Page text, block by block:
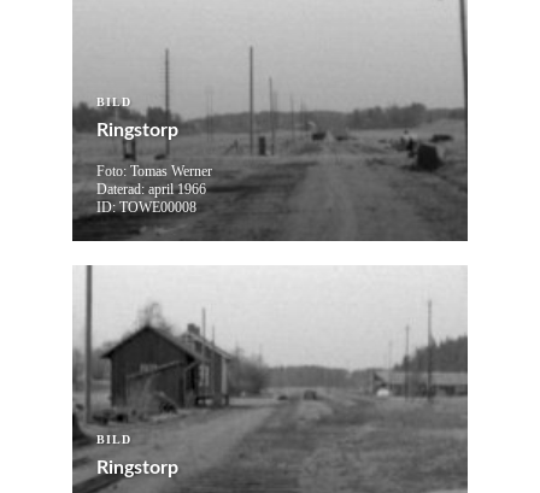
BILD
Ringstorp
Foto: Tomas Werner
Daterad: april 1966
ID: TOWE00008
BILD
Ringstorp